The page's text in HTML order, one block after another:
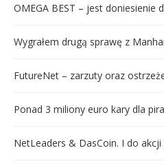
OMEGA BEST – jest doniesienie
Wygrałem drugą sprawę z
FutureNet – zarzuty oraz
Ponad 3 miliony euro kary dla
NetLeaders & DasCoin. I do akcji